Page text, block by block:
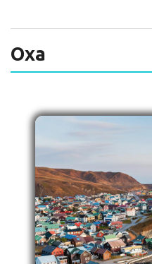
Оха